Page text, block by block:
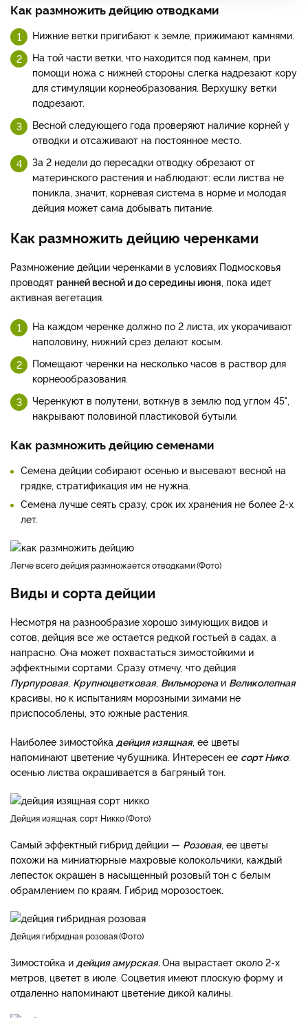
Как размножить дейцию отводками
Нижние ветки пригибают к земле, прижимают камнями.
На той части ветки, что находится под камнем, при
помощи ножа с нижней стороны слегка надрезают кору
для стимуляции корнеобразования. Верхушку ветки
подрезают.
Весной следующего года проверяют наличие корней у
отводки и отсаживают на постоянное место.
За 2 недели до пересадки отводку обрезают от
материнского растения и наблюдают: если листва не
поникла, значит, корневая система в норме и молодая
дейция может сама добывать питание.
Как размножить дейцию черенками
Размножение дейции черенками в условиях Подмосковья
проводят ранней весной и до середины июня , пока идет
активная вегетация.
На каждом черенке должно по 2 листа, их укорачивают
наполовину, нижний срез делают косым.
Помещают черенки на несколько часов в раствор для
корнеообразования.
Черенкуют в полутени, воткнув в землю под углом 45°,
накрывают половиной пластиковой бутыли.
Как размножить дейцию семенами
Семена дейции собирают осенью и высевают весной на
грядке, стратификация им не нужна.
Семена лучше сеять сразу, срок их хранения не более 2-х
лет.
легче всего дейция размножается отводками Фото
Виды и сорта дейции
Несмотря на разнообразие хорошо зимующих видов и
сотов, дейция все же остается редкой гостьей в садах, а
напрасно. Она может похвастаться зимостойкими и
эффектными сортами. Сразу отмечу, что дейция
Пурпуровая, Крупноцветковая, Вильморенаи Великолепная
красивы, но к испытаниям морозными зимами не
приспособлены, это южные растения.
Наиболее зимостойка дейция изящная, ее цветы
напоминают цветение чубушника. Интересен ее сорт Нико:
осенью листва окрашивается в багряный тон.
Дейция изящная, сорт Никко Фото
Самый эффектный гибрид дейции — Розовая, ее цветы
похожи на миниатюрные махровые колокольчики, каждый
лепесток окрашен в насыщенный розовый тон с белым
обрамлением по краям. Гибрид морозостоек.
Дейция гибридная розовая Фото
Зимостойка и дейция амурская. Она вырастает около 2-х
метров, цветет в июле. Соцветия имеют плоскую форму и
отдаленно напоминают цветение дикой калины.